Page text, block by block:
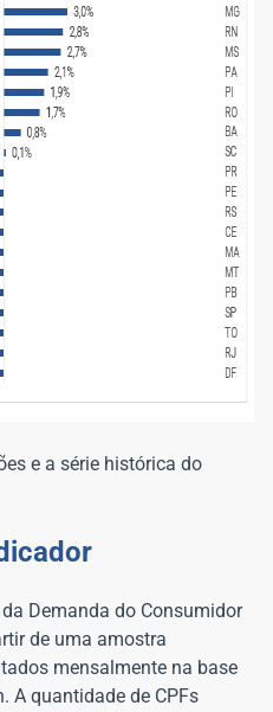
e a série histórica do
Demanda do Consumidor
de uma amostra
mensalmente na base
A quantidade de CPFs